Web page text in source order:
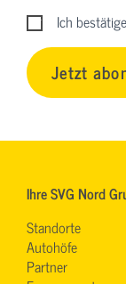
Ich
Jetzt
Ihre SVG Nord
Standorte
Autohöfe
Partner